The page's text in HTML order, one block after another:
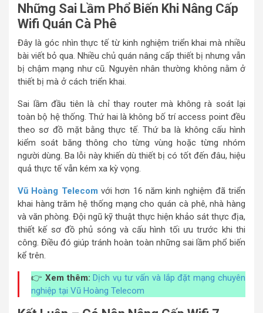
Những Sai Lầm Phổ Biến Khi Nâng Cấp
Wifi Quán Cà Phê
Đây là góc nhìn thực tế từ kinh nghiệm triển khai mà nhiều
bài viết bỏ qua. Nhiều chủ quán nâng cấp thiết bị nhưng vẫn
bị chậm mạng như cũ. Nguyên nhân thường không nằm ở
thiết bị mà ở cách triển khai.
Sai lầm đầu tiên là chỉ thay router mà không rà soát lại
toàn bộ hệ thống. Thứ hai là không bố trí access point đều
theo sơ đồ mặt bằng thực tế. Thứ ba là không cấu hình
kiểm soát băng thông cho từng vùng hoặc từng nhóm
người dùng. Ba lỗi này khiến dù thiết bị có tốt đến đâu, hiệu
quả thực tế vẫn kém xa kỳ vọng.
Vũ Hoàng Telecom với hơn 16 năm kinh nghiệm đã triển
khai hàng trăm hệ thống mạng cho quán cà phê, nhà hàng
và văn phòng. Đội ngũ kỹ thuật thực hiện khảo sát thực địa,
thiết kế sơ đồ phủ sóng và cấu hình tối ưu trước khi thi
công. Điều đó giúp tránh hoàn toàn những sai lầm phổ biến
kể trên.
👉 Xem thêm:Dịch vụ tư vấn và lắp đặt mạng chuyên
nghiệp tại Vũ Hoàng Telecom